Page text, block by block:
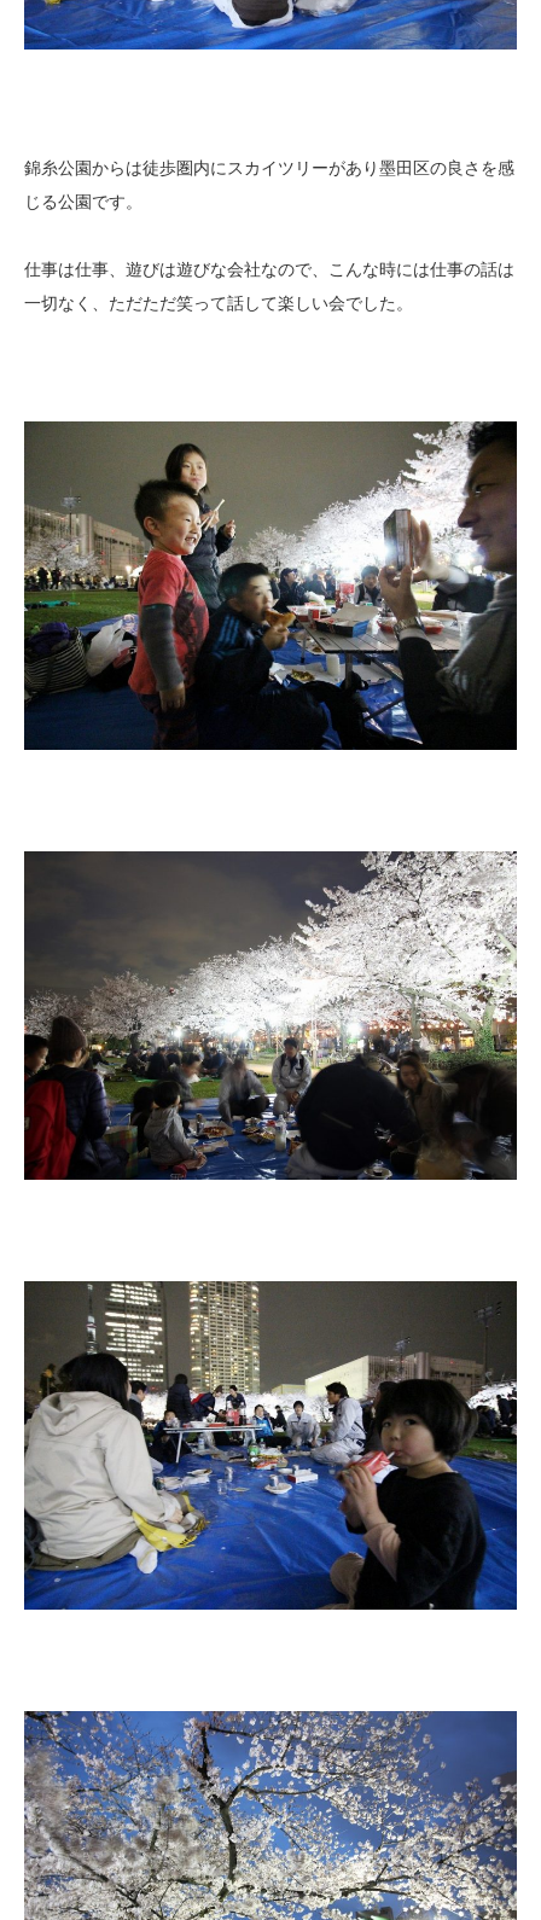
錦糸公園からは徒歩圏内にスカイツリーがあり墨田区の良さを感
じる公園です。
仕事は仕事、遊びは遊びな会社なので、こんな時には仕事の話は
一切なく、ただただ笑って話して楽しい会でした。